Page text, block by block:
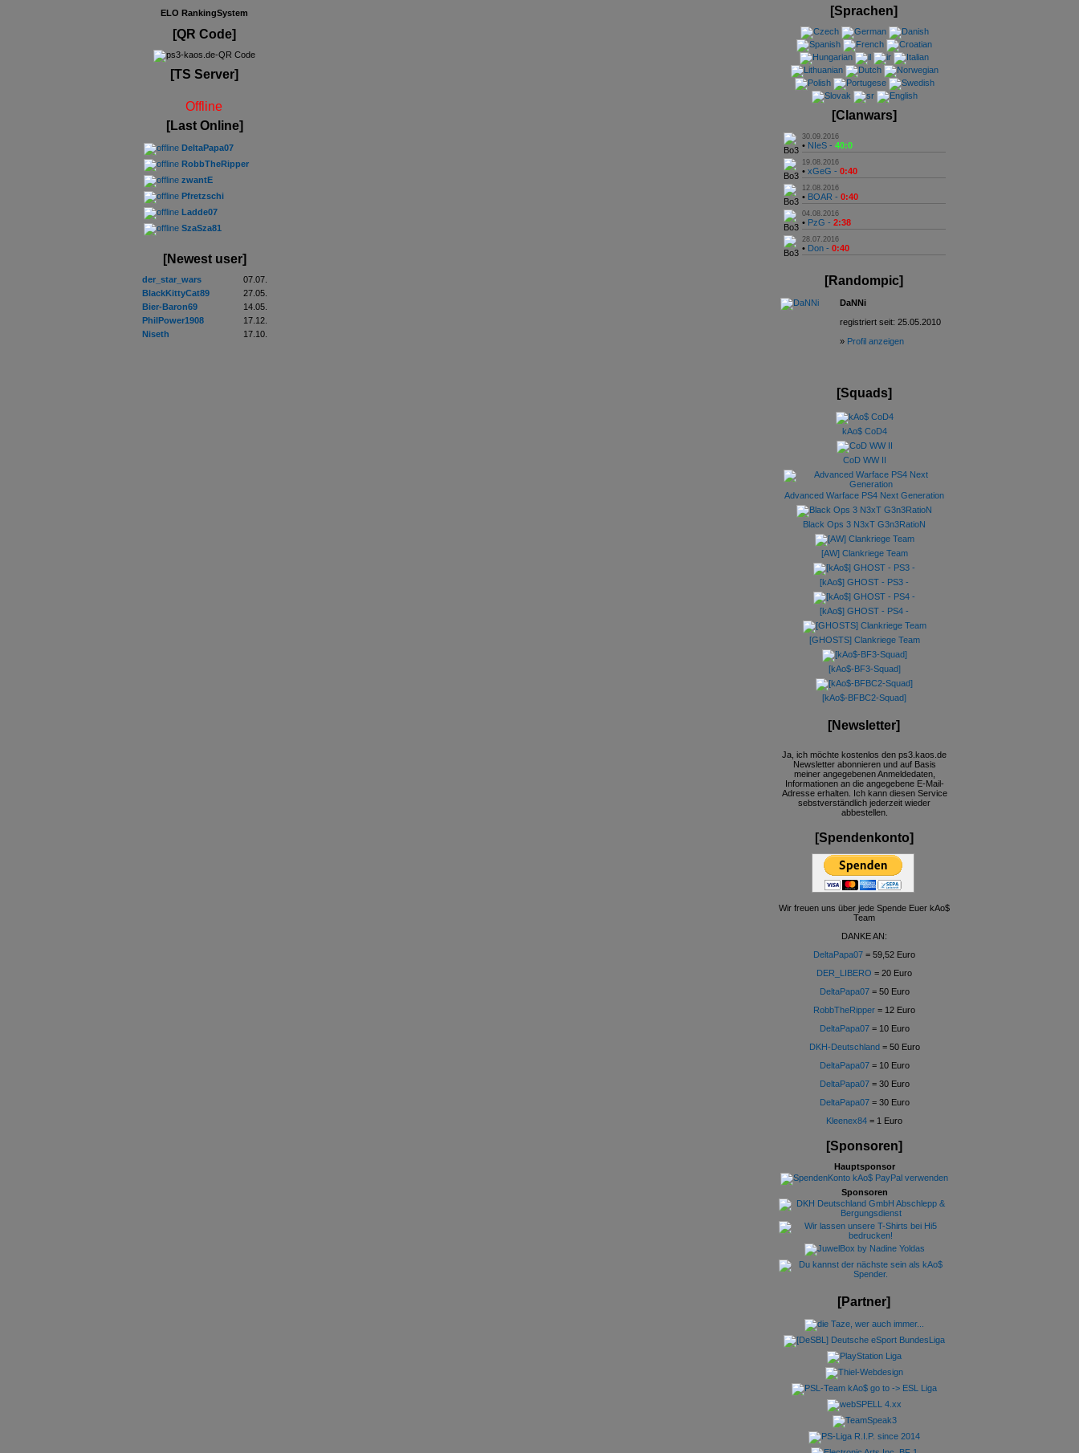
ELO RankingSystem
[QR Code]
[TS Server]
Offline
[Last Online]
DeltaPapa07
RobbTheRipper
zwantE
Pfretzschi
Ladde07
SzaSza81
[Newest user]
der_star_wars
07.07.
BlackKittyCat89
27.05.
Bier-Baron69
14.05.
PhilPower1908
17.12.
Niseth
17.10.
[Sprachen]
[Clanwars]
30.09.2016
• NIeS - 40:0
19.08.2016
• xGeG - 0:40
12.08.2016
• BOAR - 0:40
04.08.2016
• PzG - 2:38
28.07.2016
• Don - 0:40
[Randompic]
DaNNi
registriert seit: 25.05.2010
» Profil anzeigen
[Squads]
kAo$ CoD4
CoD WW II
Advanced Warface PS4 Next Generation
Black Ops 3 N3xT G3n3RatioN
[AW] Clankriege Team
[kAo$] GHOST - PS3 -
[kAo$] GHOST - PS4 -
[GHOSTS] Clankriege Team
[kAo$-BF3-Squad]
[kAo$-BFBC2-Squad]
[Newsletter]
Ja, ich möchte kostenlos den ps3.kaos.de
Newsletter abonnieren und auf Basis
meiner angegebenen Anmeldedaten,
Informationen an die angegebene E-Mail-
Adresse erhalten. Ich kann diesen Service
sebstverständlich jederzeit wieder
abbestellen.
[Spendenkonto]
Wir freuen uns über jede Spende Euer kAo$
Team
DANKE AN:
DeltaPapa07 = 59,52 Euro
DER_LIBERO = 20 Euro
DeltaPapa07= 50 Euro
RobbTheRipper = 12 Euro
DeltaPapa07= 10 Euro
DKH-Deutschland = 50 Euro
DeltaPapa07= 10 Euro
DeltaPapa07= 30 Euro
DeltaPapa07= 30 Euro
Kleenex84 = 1 Euro
[Sponsoren]
Hauptsponsor
Sponsoren
[Partner]